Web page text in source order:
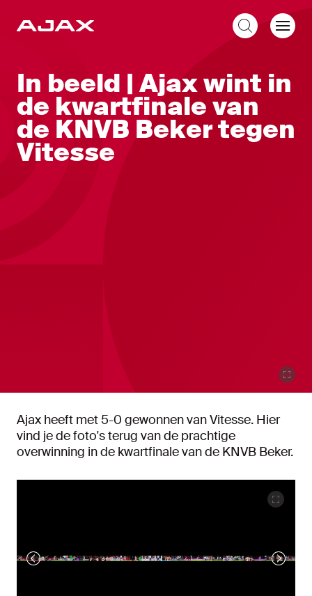
In beeld | Ajax wint in
de kwartfinale van
de KNVB Beker tegen
Vitesse
Ajax heeft met 5-0 gewonnen van Vitesse. Hier
vind je de foto's terug van de prachtige
overwinning in de kwartfinale van de KNVB Beker.